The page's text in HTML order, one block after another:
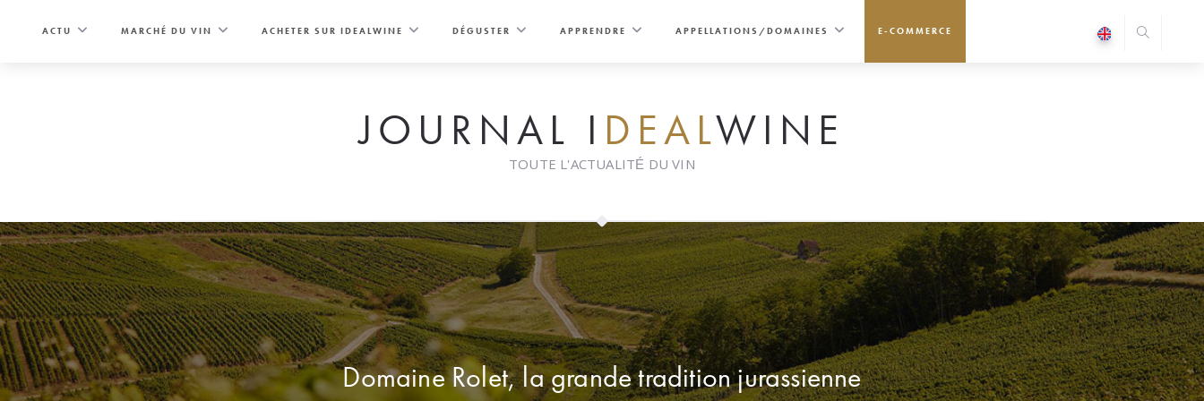
ACTU MARCHÉ DU VIN ACHETER SUR IDEALWINE DÉGUSTER APPRENDRE APPELLATIONS/DOMAINES E-COMMERCE
JOURNAL I DEALWINE
TOUTE L'ACTUALITÉ DU VIN
Domaine Rolet, la grande tradition jurassienne